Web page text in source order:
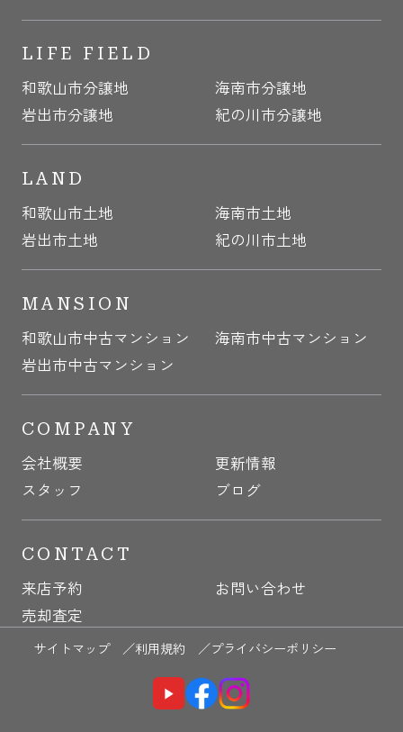
LIFE FIELD
和歌山市分譲地
海南市分譲地
岩出市分譲地
紀の川市分譲地
LAND
和歌山市土地
海南市土地
岩出市土地
紀の川市土地
MANSION
和歌山市中古マンション
海南市中古マンション
岩出市中古マンション
COMPANY
会社概要
更新情報
スタッフ
ブログ
CONTACT
来店予約
お問い合わせ
売却査定
サイトマップ ／利用規約 ／プライバシーポリシー